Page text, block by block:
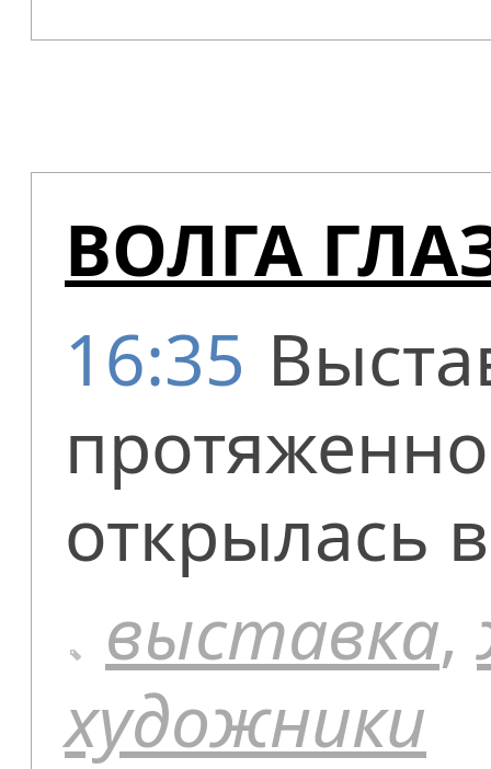
ВОЛГА
16:35
открылась
выставка,
художники